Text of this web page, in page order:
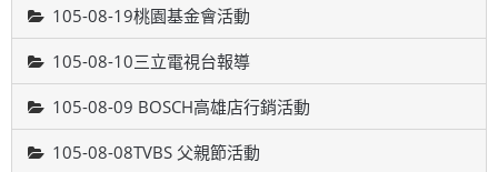
105-08-19桃園基金會活動
105-08-10三立電視台報導
105-08-09 BOSCH高雄店行銷活動
105-08-08TVBS 父親節活動